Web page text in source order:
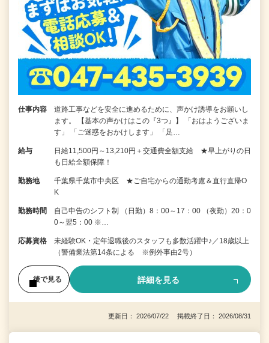
仕事内容
道路工事などを安全に進めるために、声かけ誘導をお願いし
ます。 【基本の声かけはこの『3つ』】 「おはようございま
す」 「ご迷惑をおかけします」 「足…
給与
日給11,500円～13,210円＋交通費全額支給 ★早上がりの日
も日給全額保障！
勤務地
千葉県千葉市中央区 ★ご自宅からの通勤考慮＆直行直帰O
K
勤務時間
自己申告のシフト制 （日勤）8：00～17：00 （夜勤）20：0
0～翌5：00 ※…
応募資格
未経験OK・定年退職後のスタッフも多数活躍中♪／18歳以上
（警備業法第14条による ※例外事由2号）
後で見る 詳細を見る
更新日： 2026/07/22 掲載終了日： 2026/08/31